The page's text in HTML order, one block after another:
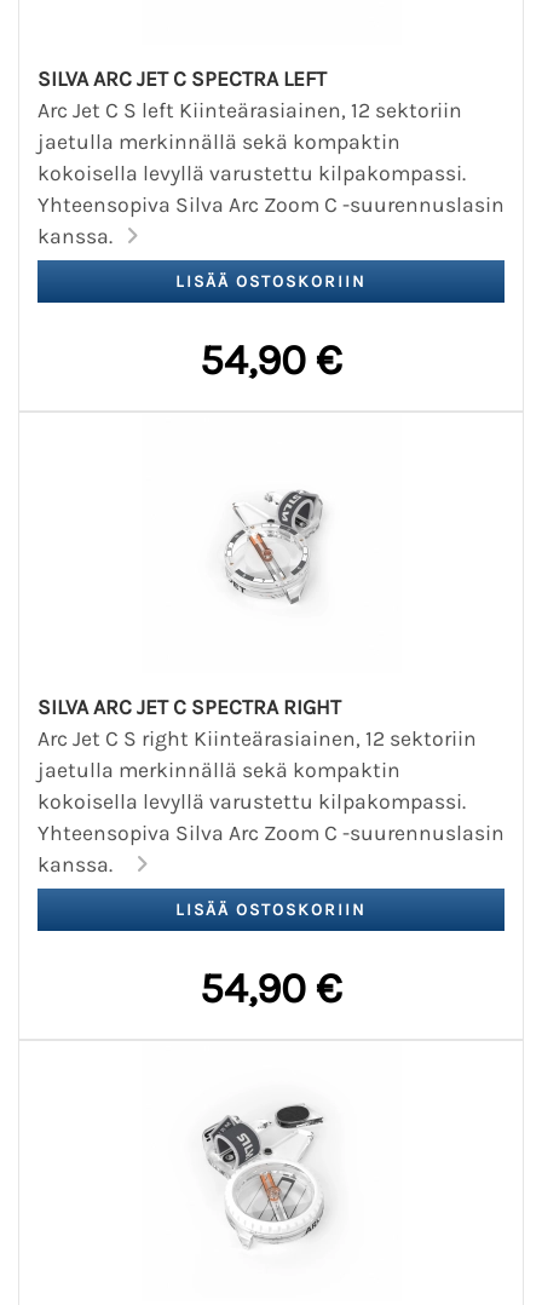
SILVA ARC JET C SPECTRA LEFT
Arc Jet C S left Kiinteärasiainen, 12 sektoriin
jaetulla merkinnällä sekä kompaktin
kokoisella levyllä varustettu kilpakompassi.
Yhteensopiva Silva Arc Zoom C -suurennuslasin
kanssa.
54,90 €
SILVA ARC JET C SPECTRA RIGHT
Arc Jet C S right Kiinteärasiainen, 12 sektoriin
jaetulla merkinnällä sekä kompaktin
kokoisella levyllä varustettu kilpakompassi.
Yhteensopiva Silva Arc Zoom C -suurennuslasin
kanssa.
54,90 €